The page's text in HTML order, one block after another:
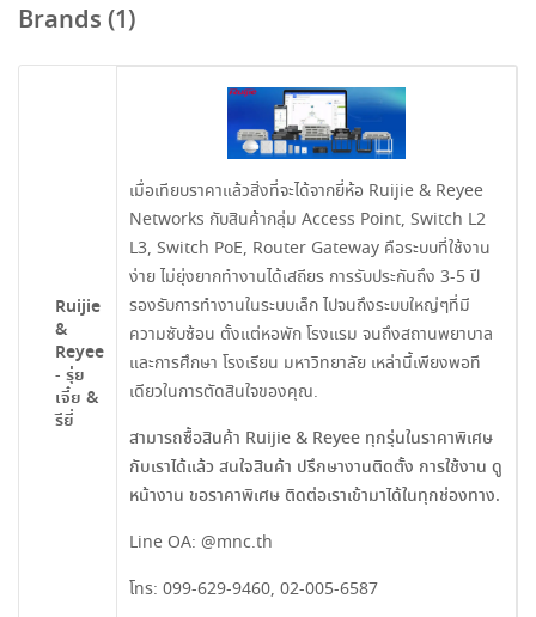
Brands (1)
Ruijie
&
Reyee
- รุ่ย
เจี๋ย &
รียี่
เมื่อเทียบราคาแล้วสิ่งที่จะได้จากยี่ห้อ Ruijie & Reyee
Networks กับสินค้ากลุ่ม Access Point, Switch L2
L3, Switch PoE, Router Gateway คือระบบที่ใช้งาน
ง่าย ไม่ยุ่งยากทำงานได้เสถียร การรับประกันถึง 3-5 ปี
รองรับการทำงานในระบบเล็ก ไปจนถึงระบบใหญ่ๆที่มี
ความซับซ้อน ตั้งแต่หอพัก โรงแรม จนถึงสถานพยาบาล
และการศึกษา โรงเรียน มหาวิทยาลัย เหล่านี้เพียงพอที
เดียวในการตัดสินใจของคุณ.
สามารถซื้อสินค้า Ruijie & Reyee ทุกรุ่นในราคาพิเศษ
กับเราได้แล้ว สนใจสินค้า ปรึกษางานติดตั้ง การใช้งาน ดู
หน้างาน ขอราคาพิเศษ ติดต่อเราเข้ามาได้ในทุกช่องทาง.
Line OA: @mnc.th
โทร: 099-629-9460, 02-005-6587